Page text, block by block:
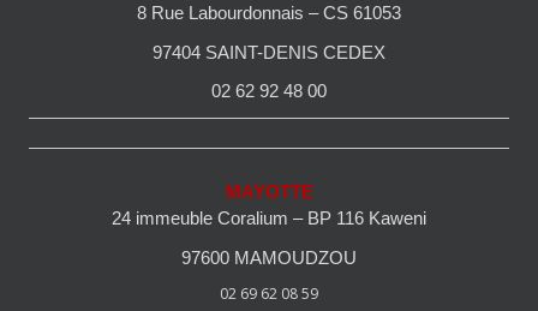
8 Rue Labourdonnais – CS 61053
97404 SAINT-DENIS CEDEX
02 62 92 48 00
MAYOTTE
24 immeuble Coralium – BP 116 Kaweni
97600 MAMOUDZOU
02 69 62 08 59